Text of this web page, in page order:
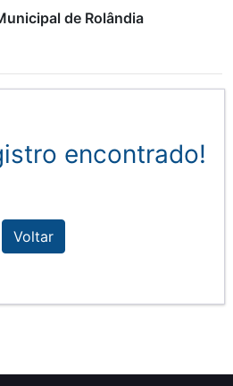
de Rolândia
encontrado!
Voltar